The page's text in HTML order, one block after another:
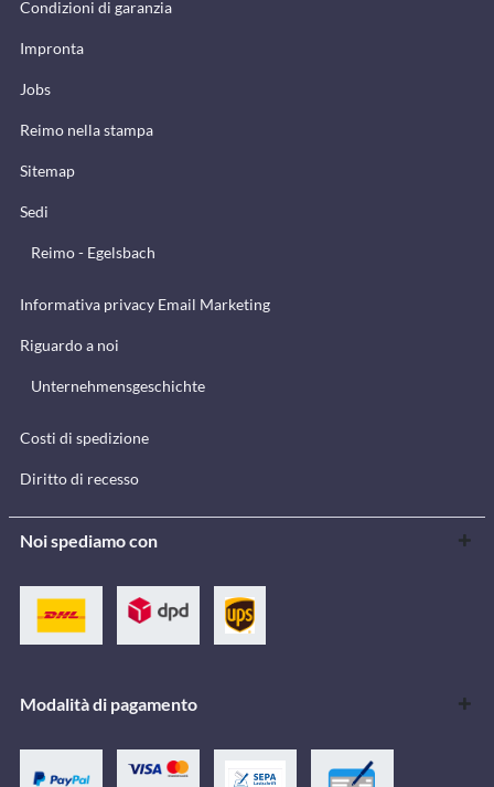
Condizioni di garanzia
Impronta
Jobs
Reimo nella stampa
Sitemap
Sedi
Reimo - Egelsbach
Informativa privacy Email Marketing
Riguardo a noi
Unternehmensgeschichte
Costi di spedizione
Diritto di recesso
Noi spediamo con
Modalità di pagamento